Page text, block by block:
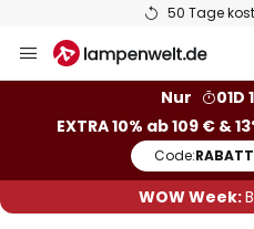
50 Tage
Inhalt
Nur
01D
EXTRA 10% ab 109 € &
Code:RABATT
WOW Week: